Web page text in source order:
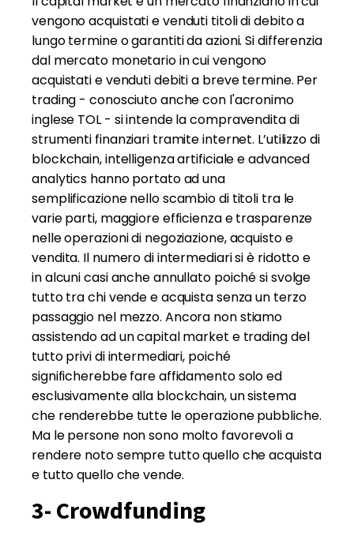
vengono acquistati e venduti titoli di debito a
lungo termine o garantiti da azioni. Si differenzia
dal mercato monetario in cui vengono
acquistati e venduti debiti a breve termine. Per
trading - conosciuto anche con l'acronimo
inglese TOL - si intende la compravendita di
strumenti finanziari tramite internet. L’utilizzo di
blockchain, intelligenza artificiale e advanced
analytics hanno portato ad una
semplificazione nello scambio di titoli tra le
varie parti, maggiore efficienza e trasparenze
nelle operazioni di negoziazione, acquisto e
vendita. Il numero di intermediari si è ridotto e
in alcuni casi anche annullato poiché si svolge
tutto tra chi vende e acquista senza un terzo
passaggio nel mezzo. Ancora non stiamo
assistendo ad un capital market e trading del
tutto privi di intermediari, poiché
significherebbe fare affidamento solo ed
esclusivamente alla blockchain, un sistema
che renderebbe tutte le operazione pubbliche.
Ma le persone non sono molto favorevoli a
rendere noto sempre tutto quello che acquista
e tutto quello che vende.
3- Crowdfunding